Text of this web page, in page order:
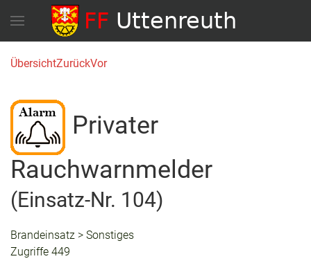
ÜbersichtZurückVor
Privater
Rauchwarnmelder
(Einsatz-Nr. 104)
Brandeinsatz > Sonstiges
Zugriffe 449